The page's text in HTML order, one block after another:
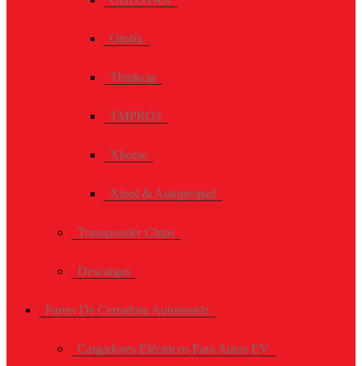
Otofix
Thinkcar
TMPRO2
Xhorse
Xtool & Autopropad
Transponder Chips
Descargas
Partes De Cerradura Automotriz
Cargadores Eléctricos Para Autos EV